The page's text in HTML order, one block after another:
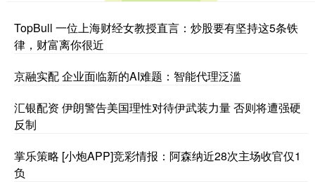
TopBull 一位上海财经女教授直言：炒股要有坚持这5条铁
律，财富离你很近
京融实配 企业面临新的AI难题：智能代理泛滥
汇银配资 伊朗警告美国理性对待伊武装力量 否则将遭强硬
反制
掌乐策略 [小炮APP]竞彩情报：阿森纳近28次主场收官仅1
负